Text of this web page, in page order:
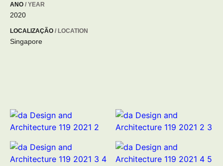
ANO / YEAR
2020
LOCALIZAÇÃO / LOCATION
Singapore